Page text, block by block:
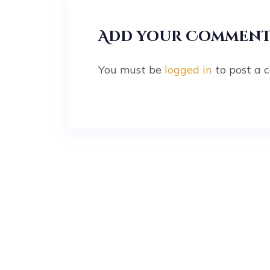
Add your
You must be logged in to post a